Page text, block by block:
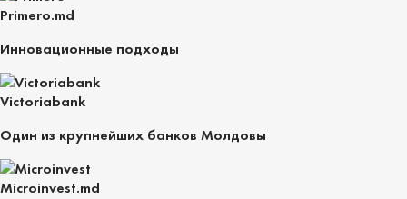
Primero.md
Инновационные подходы
Victoriabank
Один из крупнейших банков Молдовы
Microinvest.md